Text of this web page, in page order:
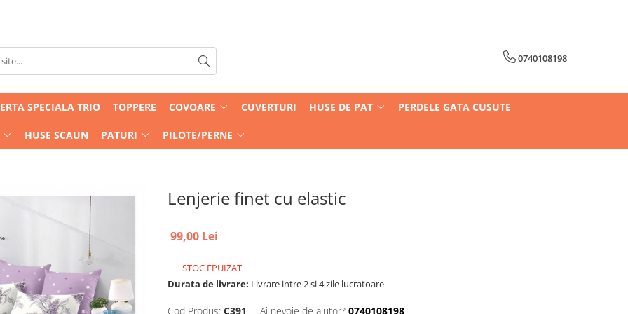
0740108198
SPECIALA TRIO TOPPERE COVOARE CUVERTURI HUSE DE PAT PERDELE GATA CUSUTE
HUSE SCAUN PATURI PILOTE/PERNE
Lenjerie finet cu elastic
99,00 Lei
STOC EPUIZAT
Durata de livrare: Livrare intre 2 si 4 zile lucratoare
Cod Produs: C391 Ai nevoie de ajutor? 0740108198